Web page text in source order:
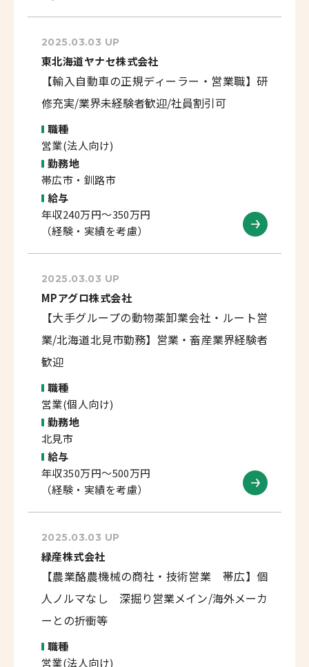
2025.03.03 UP
東北海道ヤナセ株式会社
【輸入自動車の正規ディーラー・営業職】研
修充実/業界未経験者歓迎/社員割引可
職種
営業(法人向け)
勤務地
帯広市・釧路市
給与
年収240万円～350万円
（経験・実績を考慮）
2025.03.03 UP
MPアグロ株式会社
【大手グループの動物薬卸業会社・ルート営
業/北海道北見市勤務】営業・畜産業界経験者
歓迎
職種
営業(個人向け)
勤務地
北見市
給与
年収350万円～500万円
（経験・実績を考慮）
2025.03.03 UP
緑産株式会社
【農業酪農機械の商社・技術営業 帯広】個
人ノルマなし 深掘り営業メイン/海外メーカ
ーとの折衝等
職種
営業(法人向け)